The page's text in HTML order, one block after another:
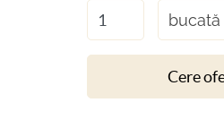
bucată
Cere